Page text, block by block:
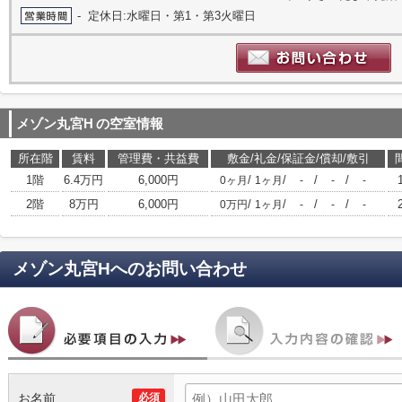
- 定休日:水曜日・第1・第3火曜日
メゾン丸宮H の空室情報
所在階 賃料 管理費・共益費 敷金/礼金/保証金/償却/敷引
1階
6.4万円 6,000円 0ヶ月 / 1ヶ月 / - / - / -
2階
8万円 6,000円 0万円/ 1ヶ月 / - / - / -
メゾン丸宮Hへのお問い合わせ
必須
お名前